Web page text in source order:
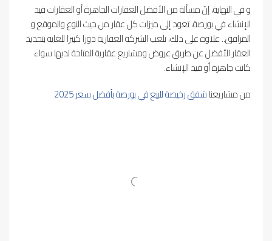
و في النهاية، إنّ مسألة من الأفضل العقارات الجاهزة أو العقارات قيد
الإنشاء في بورصة، تعود إلى ميزات كل عقار من حيث النوع والموقع و
المرافق.. علاوة على ذلك، تلعب الشركة العقارية دورا كبيرا للغاية بتحديد
العقار الأفضل عن طريق عروض ومشاريع عقارية المتاحة لديها سواء
كانت جاهزة أو قيد الإنشاء.
من مشاريعناشقق رخيصة للبيع في بورصة بأفضل سعر 2025